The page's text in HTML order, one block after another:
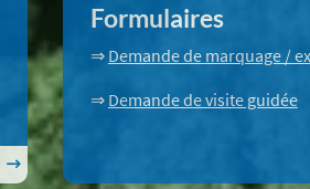
Formulaires
⇒ Demande de marquage /
⇒ Demande de visite guidée